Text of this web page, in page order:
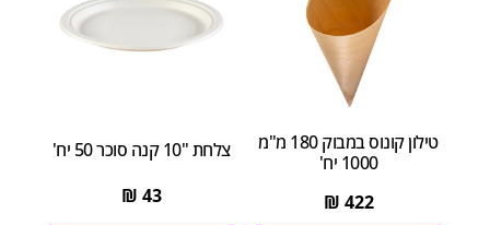
טילון קונוס במבוק 180 מ"מ
1000 יח'
422
₪
צלחת "10 קנה סוכר 50 יח'
43
₪